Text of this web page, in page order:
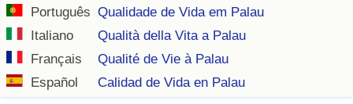
Português Qualidade de Vida em Palau
Italiano
Qualità della Vita a Palau
Français
Qualité de Vie à Palau
Español
Calidad de Vida en Palau
Kriminalitäts-Index (aktuell)
Kriminalitäts-Index